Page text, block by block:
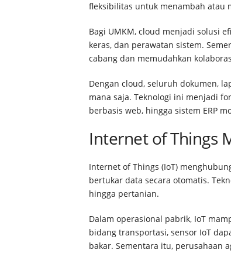
fleksibilitas untuk menambah atau
Bagi UMKM, cloud menjadi solusi
keras, dan perawatan sistem.
cabang dan memudahkan
Dengan cloud, seluruh dokumen,
mana saja. Teknologi ini menjadi
berbasis web, hingga sistem ERP
Internet of Things
Internet of Things (IoT)
bertukar data secara otomatis.
hingga pertanian.
Dalam operasional pabrik, IoT
bidang transportasi, sensor IoT
bakar. Sementara itu, perusahaan